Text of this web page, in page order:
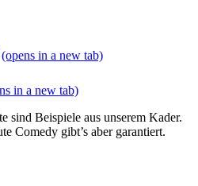
(opens in a new tab)
in a new tab)
sind Beispiele aus unserem Kader.
Comedy gibt’s aber garantiert.